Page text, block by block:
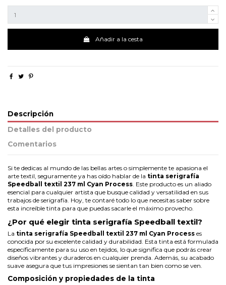
Añadir a la cesta
Descripción
Detalles del producto
Comentarios
Si te dedicas al mundo de las bellas artes o simplemente te apasiona el
arte textil, seguramente ya has oído hablar de la tinta serigrafía
Speedball textil 237 ml Cyan Process. Este producto es un aliado
esencial para cualquier artista que busque calidad y versatilidad en sus
trabajos de serigrafía. Hoy, te contaré todo lo que necesitas saber sobre
esta increíble tinta para que puedas sacarle el máximo provecho.
¿Por qué elegir tinta serigrafía Speedball textil?
La tinta serigrafía Speedball textil 237 ml Cyan Process es
conocida por su excelente calidad y durabilidad. Esta tinta está formulada
específicamente para su uso en tejidos, lo que significa que podrás crear
diseños vibrantes y duraderos en cualquier prenda. Además, su acabado
suave asegura que tus impresiones se sientan tan bien como se ven.
Composición y propiedades de la tinta